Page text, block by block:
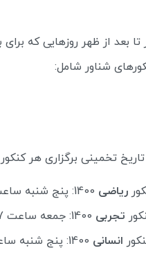
تا بعد از ظهر روزهایی که
شناور شامل:
تخمینی برگزاری هر
ریاضی
تجربی
انسانی